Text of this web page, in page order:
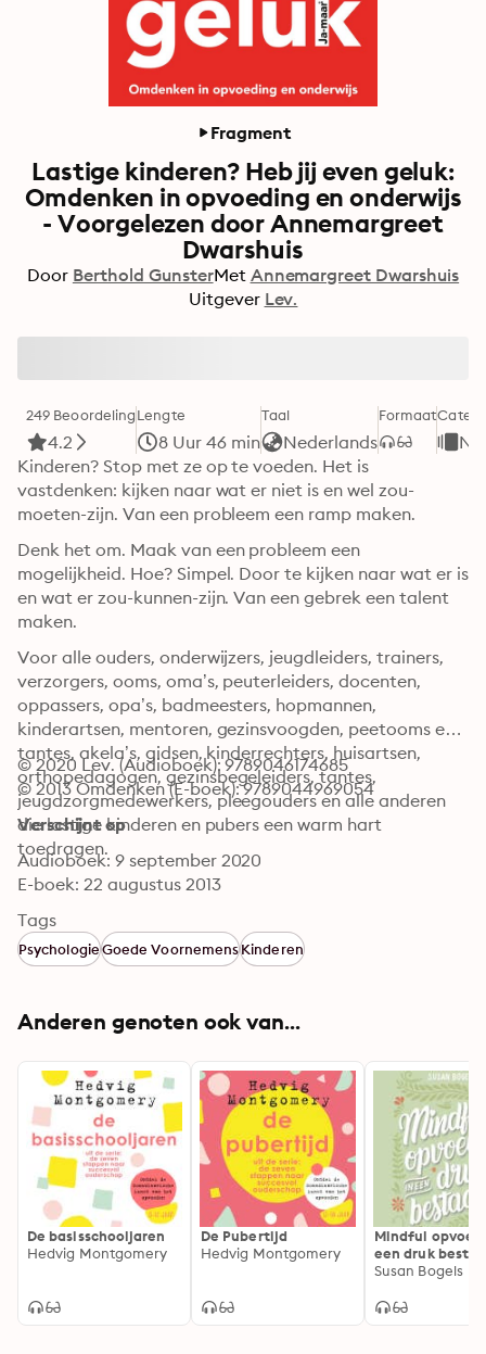
Fragment
Lastige kinderen? Heb jij even geluk:
Omdenken in opvoeding en onderwijs
- Voorgelezen door Annemargreet
Dwarshuis
Door Berthold GunsterMet Annemargreet Dwarshuis
Uitgever Lev.
249 Beoordeling
4.2
Lengte
8 Uur 46 min
Taal
Nederlands
Formaat
Kinderen? Stop met ze op te voeden. Het is
vastdenken: kijken naar wat er niet is en wel zou-
moeten-zijn. Van een probleem een ramp maken.
Denk het om. Maak van een probleem een
mogelijkheid. Hoe? Simpel. Door te kijken naar wat er is
en wat er zou-kunnen-zijn. Van een gebrek een talent
maken.
Voor alle ouders, onderwijzers, jeugdleiders, trainers,
verzorgers, ooms, oma’s, peuterleiders, docenten,
oppassers, opa’s, badmeesters, hopmannen,
kinderartsen, mentoren, gezinsvoogden, peetooms en -
tantes, akela’s, gidsen, kinderrechters, huisartsen,
orthopedagogen, gezinsbegeleiders, tantes,
jeugdzorgmedewerkers, pleegouders en alle anderen
die lastige kinderen en pubers een warm hart
toedragen.
© 2020 Lev. (Audioboek): 9789046174685
© 2013 Omdenken (E-boek): 9789044969054
Verschijnt op
Audioboek: 9 september 2020
E-boek: 22 augustus 2013
Tags
PsychologieGoede VoornemensKinderen
Anderen genoten ook van...
De basisschooljaren
Hedvig Montgomery
De Pubertijd
Hedvig Montgomery
Mindful
een druk
praktische gids
Susan Bogels